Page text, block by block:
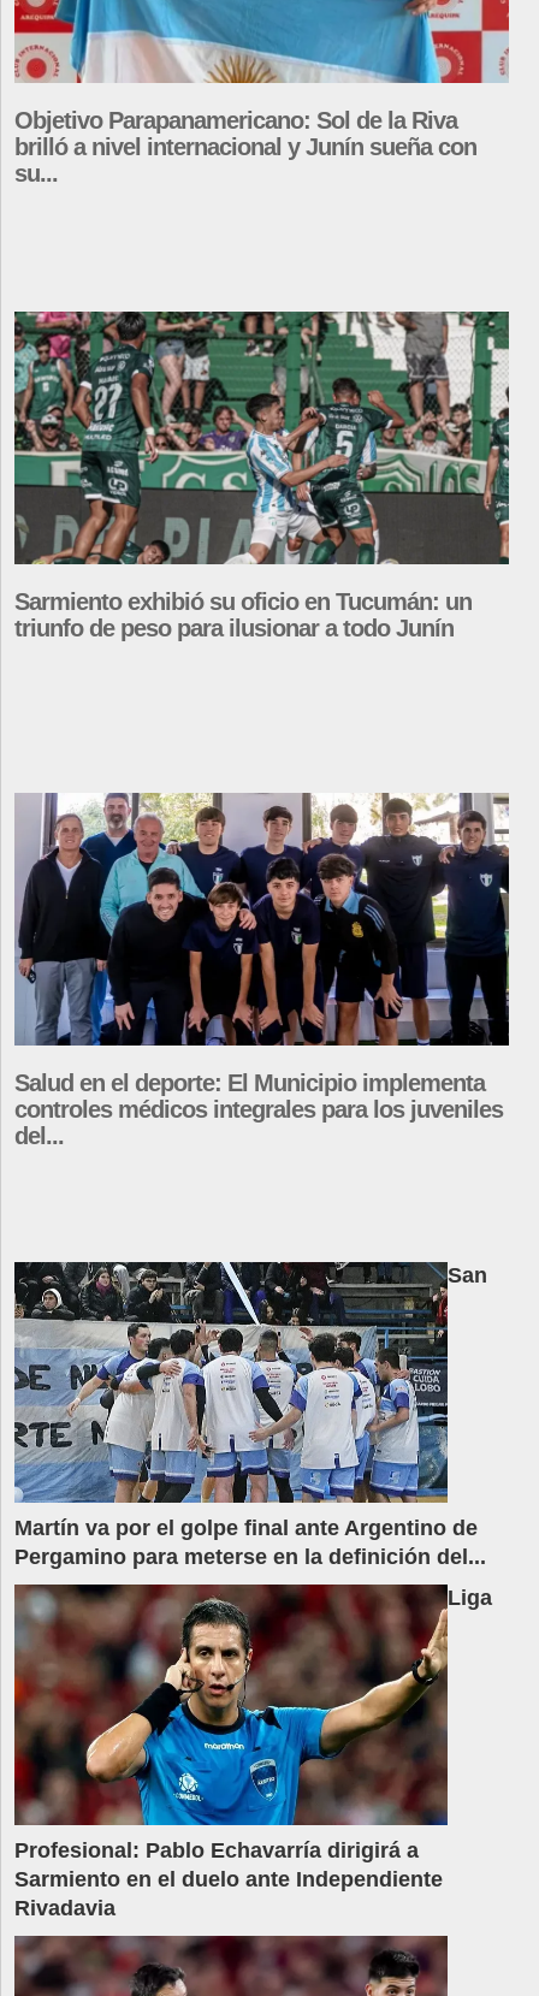
Objetivo Parapanamericano: Sol de la Riva
brilló a nivel internacional y Junín sueña con
su...
Sarmiento exhibió su oficio en Tucumán: un
triunfo de peso para ilusionar a todo Junín
Salud en el deporte: El Municipio implementa
controles médicos integrales para los juveniles
del...
San
Martín va por el golpe final ante Argentino de
Pergamino para meterse en la definición del...
Liga
Profesional: Pablo Echavarría dirigirá a
Sarmiento en el duelo ante Independiente
Rivadavia